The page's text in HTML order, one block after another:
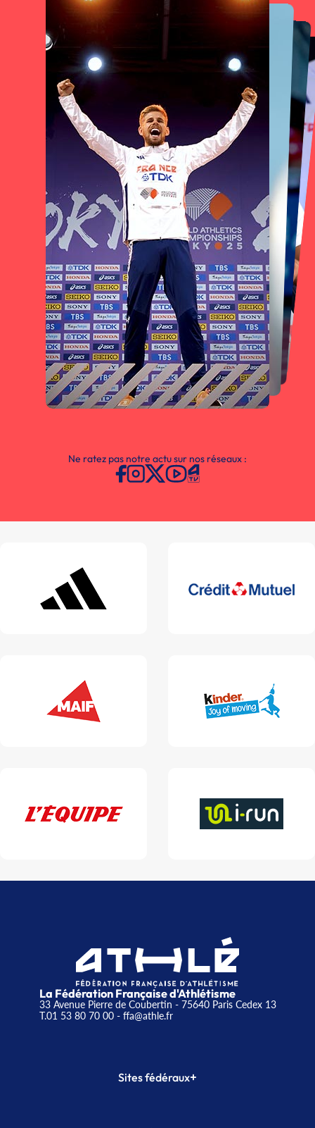
Ne ratez pas notre actu sur nos réseaux :
La Fédération Française d'Athlétisme
33 Avenue Pierre de Coubertin - 75640 Paris Cedex 13
T.01 53 80 70 00- ffa@athle.fr
Sites fédéraux+